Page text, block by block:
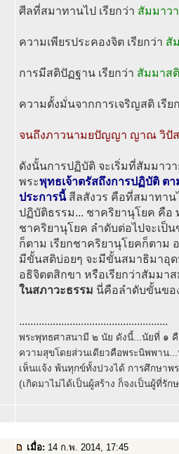
ศีลที่สมาทานไป เรียกว่า สัมมาว
ความเพียรประคองจิต เรียกว่า สั
การมีสติปัฏฐาน เรียกว่า สัมมาสติ
ความตั้งมั่นจากการเจริญสติ เรีย
จนถึงภาวนามยปัญญา ญาณ วิปั
ดังนั้นการปฏิบัติ จะเริ่มที่สัมมาว
พระพุทธเจ้าตรัสถึงการปฏิบัติ ต
ประการนี้ สีลสังวร คือที่สมาทาน
ปฏิบัติธรรม... ชาคริยานุโยค คือ
ชาคริยานุโยค ลำดับต่อไปจะเป็
ก็ตาม เรียกชาคริยานุโยคก็ตาม
มีขั้นสติบ่อยๆ จะมีขั้นสมาธิมาอุด
อธิจิตตสิกขา หรือเรียกว่าสัมมา
ในสภาวะธรรม นี่คือลำดับขั้นขอ
.....................................................
พระพุทธศาสนามี ๒ นัย ดังนี้...นัยที่ ๑ คื
ความสุขโดยส่วนเดียวคือพระนิพพาน
เห็นแจ้ง พ้นทุกข์ทั้งปวงได้ การศึกษาพ
(เกิดมาไม่ได้เป็นผู้สร้าง ก็จงเป็นผู้ที่รั
เมื่อ: 14 ก.พ. 2014, 17:45